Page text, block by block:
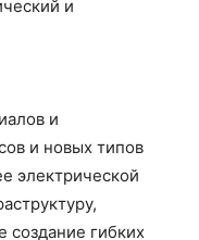
и
и
и новых типов
электрической
создание гибких